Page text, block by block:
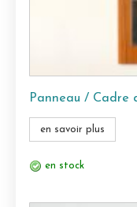
Panneau / Cadre
en savoir plus
en stock